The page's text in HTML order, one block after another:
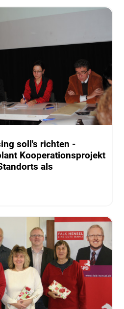
soll's richten -
Kooperationsprojekt
als